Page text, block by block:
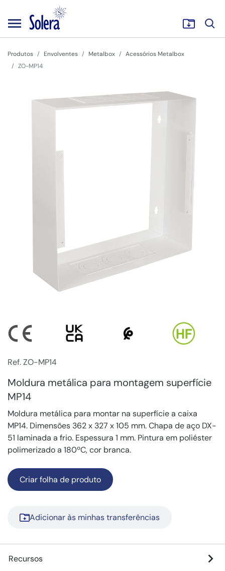
Produtos Envolventes Metalbox
Acessórios Metalbox
ZO-MP14
Ref. ZO-MP14
Moldura metálica para montagem superfície
MP14
Moldura metálica para montar na superfície a caixa
MP14. Dimensões 362 x 327 x 105 mm. Chapa de aço DX-
51 laminada a frio. Espessura 1 mm. Pintura em poliéster
polimerizado a 180ºC, cor branca.
Criar folha de produto
Adicionar às minhas transferências
Recursos